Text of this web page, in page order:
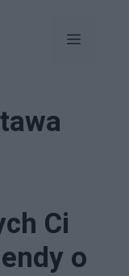
Menu
Ci
o